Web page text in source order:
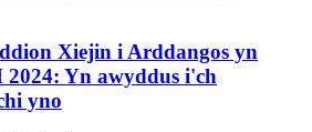
Xiejin i Arddangos yn
Yn awyddus i'ch
yno